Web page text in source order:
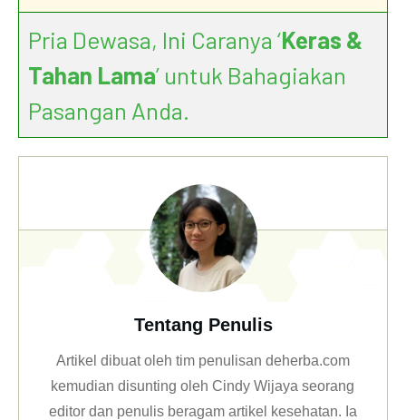
Pria Dewasa, Ini Caranya ‘Keras &
Tahan Lama’ untuk Bahagiakan
Pasangan Anda.
Tentang Penulis
Artikel dibuat oleh tim penulisan deherba.com
kemudian disunting oleh Cindy Wijaya seorang
editor dan penulis beragam artikel kesehatan. Ia